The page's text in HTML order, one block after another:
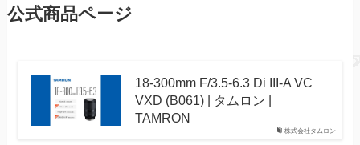
公式商品ページ
株式会社タムロン
18-300mm F/3.5-6.3 Di III-A VC
VXD (B061) | タムロン |
TAMRON